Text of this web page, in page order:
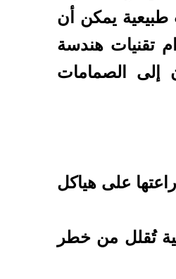
يمكن أن
تقنيات هندسة
إلى الصمامات
على هياكل
تُقلل من خطر